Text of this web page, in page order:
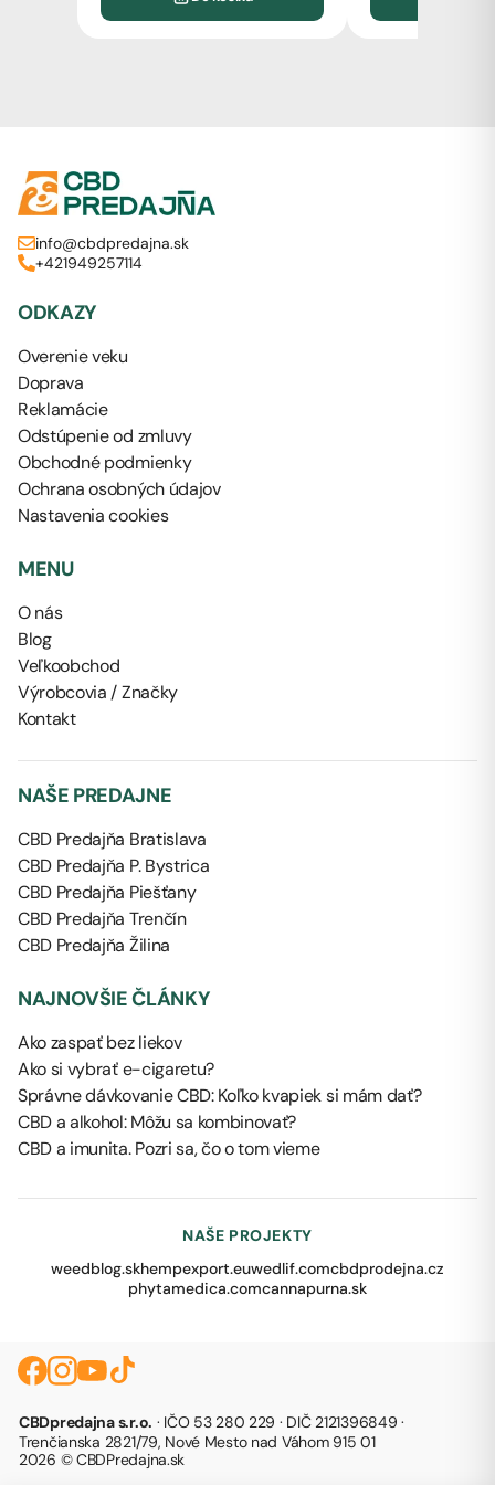
info@cbdpredajna.sk
+421949257114
ODKAZY
Overenie veku
Doprava
Reklamácie
Odstúpenie od zmluvy
Obchodné podmienky
Ochrana osobných údajov
Nastavenia cookies
MENU
O nás
Blog
Veľkoobchod
Výrobcovia / Značky
Kontakt
NAŠE PREDAJNE
CBD Predajňa Bratislava
CBD Predajňa P. Bystrica
CBD Predajňa Piešťany
CBD Predajňa Trenčín
CBD Predajňa Žilina
NAJNOVŠIE ČLÁNKY
Ako zaspať bez liekov
Ako si vybrať e-cigaretu?
Správne dávkovanie CBD: Koľko kvapiek si mám dať?
CBD a alkohol: Môžu sa kombinovať?
CBD a imunita. Pozri sa, čo o tom vieme
NAŠE PROJEKTY
weedblog.skhempexport.euwedlif.comcbdprodejna.cz
phytamedica.comcannapurna.sk
CBDpredajna s.r.o. · IČO 53 280 229 · DIČ 2121396849 ·
Trenčianska 2821/79, Nové Mesto nad Váhom 915 01
2026 © CBDPredajna.sk